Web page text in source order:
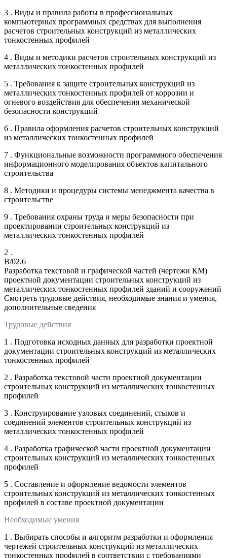
3 . Виды и правила работы в профессиональных
компьютерных программных средствах для выполнения
расчетов строительных конструкций из металлических
тонкостенных профилей
4 . Виды и методики расчетов строительных конструкций из
металлических тонкостенных профилей
5 . Требования к защите строительных конструкций из
металлических тонкостенных профилей от коррозии и
огневого воздействия для обеспечения механической
безопасности конструкций
6 . Правила оформления расчетов строительных конструкций
из металлических тонкостенных профилей
7 . Функциональные возможности программного обеспечения
информационного моделирования объектов капитального
строительства
8 . Методики и процедуры системы менеджмента качества в
строительстве
9 . Требования охраны труда и меры безопасности при
проектировании строительных конструкций из
металлических тонкостенных профилей
2 .
B/02.6
Разработка текстовой и графической частей (чертежи КМ)
проектной документации строительных конструкций из
металлических тонкостенных профилей зданий и сооружений
Смотреть трудовые действия, необходимые знания и умения,
дополнительные сведения
Трудовые действия
1 . Подготовка исходных данных для разработки проектной
документации строительных конструкций из металлических
тонкостенных профилей
2 . Разработка текстовой части проектной документации
строительных конструкций из металлических тонкостенных
профилей
3 . Конструирование узловых соединений, стыков и
соединений элементов строительных конструкций из
металлических тонкостенных профилей
4 . Разработка графической части проектной документации
строительных конструкций из металлических тонкостенных
профилей
5 . Составление и оформление ведомости элементов
строительных конструкций из металлических тонкостенных
профилей в составе проектной документации
Необходимые умения
1 . Выбирать способы и алгоритм разработки и оформления
чертежей строительных конструкций из металлических
тонкостенных профилей в соответствии с требованиями